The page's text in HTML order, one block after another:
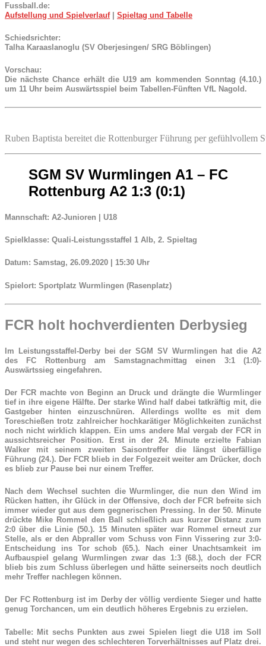
Fussball.de:
Aufstellung und Spielverlauf| Spieltag und Tabelle
Schiedsrichter:
Talha Karaaslanoglu (SV Oberjesingen/ SRG Böblingen)
Vorschau:
Die nächste Chance erhält die U19 am kommenden Sonntag (4.10.)
um 11 Uhr beim Auswärtsspiel beim Tabellen-Fünften VfL Nagold.
Ruben Baptista bereitet die Rottenburger Führung per gefühlvollem
SGM SV Wurmlingen A1 – FC
Rottenburg A2 1:3 (0:1)
Mannschaft: A2-Junioren | U18
Spielklasse: Quali-Leistungsstaffel 1 Alb, 2. Spieltag
Datum: Samstag, 26.09.2020 | 15:30 Uhr
Spielort: Sportplatz Wurmlingen (Rasenplatz)
FCR holt hochverdienten Derbysieg
Im Leistungsstaffel-Derby bei der SGM SV Wurmlingen hat die A2
des FC Rottenburg am Samstagnachmittag einen 3:1 (1:0)-
Auswärtssieg eingefahren.
Der FCR machte von Beginn an Druck und drängte die Wurmlinger
tief in ihre eigene Hälfte. Der starke Wind half dabei tatkräftig mit, die
Gastgeber hinten einzuschnüren. Allerdings wollte es mit dem
Toreschießen trotz zahlreicher hochkarätiger Möglichkeiten zunächst
noch nicht wirklich klappen. Ein ums andere Mal vergab der FCR in
aussichtsreicher Position. Erst in der 24. Minute erzielte Fabian
Walker mit seinem zweiten Saisontreffer die längst überfällige
Führung (24.). Der FCR blieb in der Folgezeit weiter am Drücker, doch
es blieb zur Pause bei nur einem Treffer.
Nach dem Wechsel suchten die Wurmlinger, die nun den Wind im
Rücken hatten, ihr Glück in der Offensive, doch der FCR befreite sich
immer wieder gut aus dem gegnerischen Pressing. In der 50. Minute
drückte Mike Rommel den Ball schließlich aus kurzer Distanz zum
2:0 über die Linie (50.). 15 Minuten später war Rommel erneut zur
Stelle, als er den Abpraller vom Schuss von Finn Vissering zur 3:0-
Entscheidung ins Tor schob (65.). Nach einer Unachtsamkeit im
Aufbauspiel gelang Wurmlingen zwar das 1:3 (68.), doch der FCR
blieb bis zum Schluss überlegen und hätte seinerseits noch deutlich
mehr Treffer nachlegen können.
Der FC Rottenburg ist im Derby der völlig verdiente Sieger und hatte
genug Torchancen, um ein deutlich höheres Ergebnis zu erzielen.
Tabelle: Mit sechs Punkten aus zwei Spielen liegt die U18 im Soll
und steht nur wegen des schlechteren Torverhältnisses auf Platz drei.